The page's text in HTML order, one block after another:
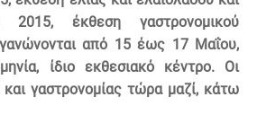
2015, έκθεση γαστρονομικού
από 15 έως 17 Μαΐου,
ίδιο εκθεσιακό κέντρο. Οι
και γαστρονομίας τώρα μαζί, κάτω